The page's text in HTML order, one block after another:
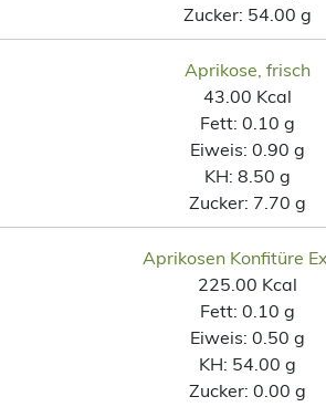
Zucker: 54.00 g
Aprikose, frisch
43.00 Kcal
Fett: 0.10 g
Eiweis: 0.90 g
KH: 8.50 g
Zucker: 7.70 g
Aprikosen Konfitüre
225.00 Kcal
Fett: 0.10 g
Eiweis: 0.50 g
KH: 54.00 g
Zucker: 0.00 g